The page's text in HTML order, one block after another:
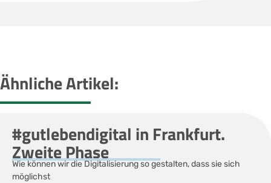
Ähnliche Artikel:
#gutlebendigital in Frankfurt.
Zweite Phase
Wie können wir die Digitalisierung so gestalten, dass sie sich
möglichst